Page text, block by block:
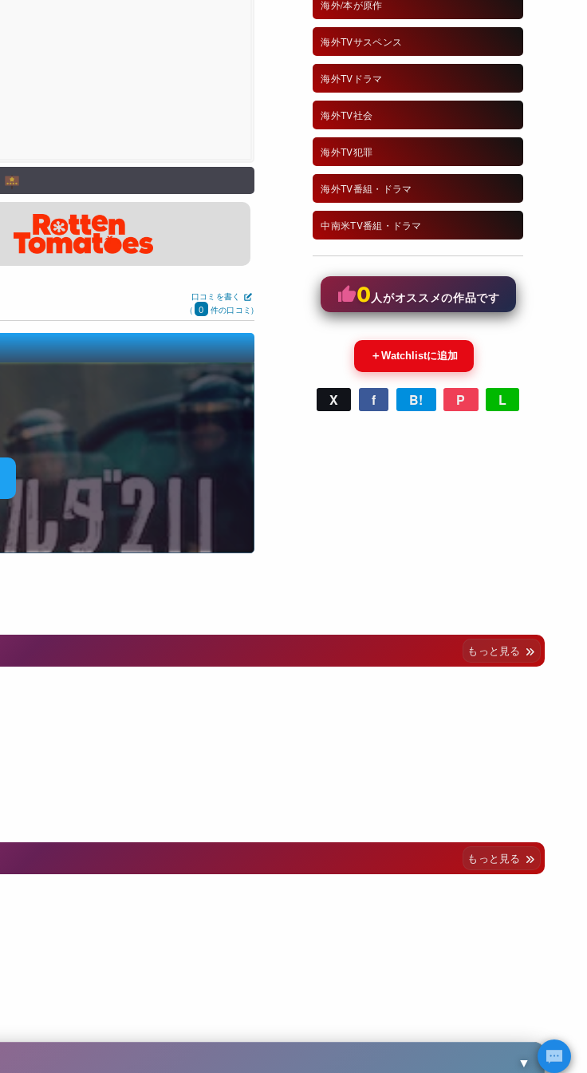
口コミを書く
(
0 件の口コミ)
海外/本が原作
海外TVサスペンス
海外TVドラマ
海外TV社会
海外TV犯罪
海外TV番組・ドラマ
中南米TV番組・ドラマ
0人がオススメの作品です
＋Watchlistに追加
X f B! P L
もっと見る
もっと見る
▼